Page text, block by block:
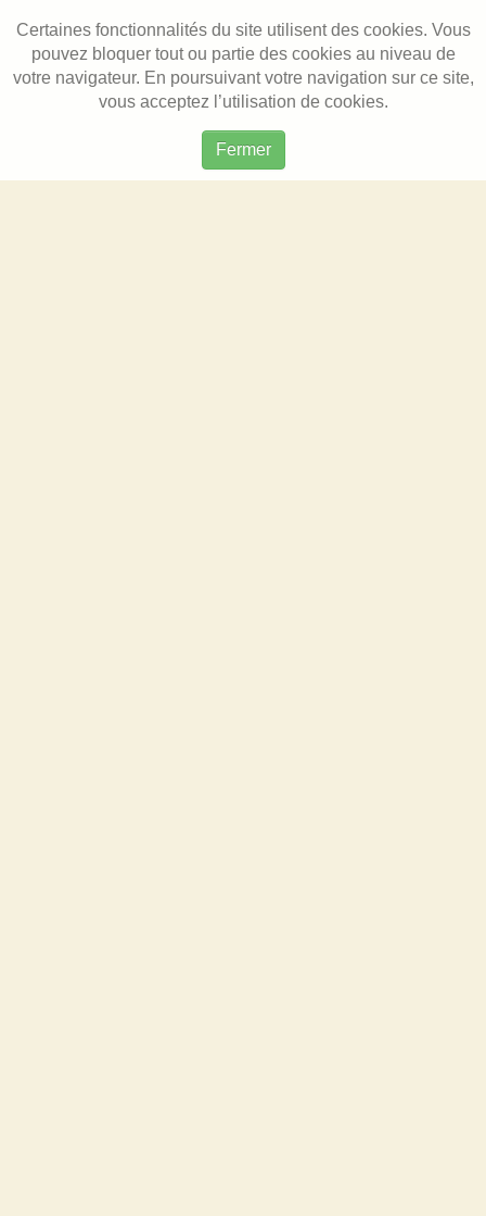
Certaines fonctionnalités du site utilisent des cookies. Vous
pouvez bloquer tout ou partie des cookies au niveau de
votre navigateur. En poursuivant votre navigation sur ce site,
vous acceptez l’utilisation de cookies.
Fermer